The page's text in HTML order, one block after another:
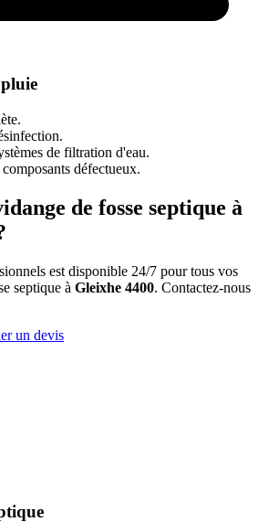
de filtration d'eau.
défectueux.
de fosse septique à
est disponible 24/7 pour tous vos
septique à Gleixhe 4400. Contactez-nous
un devis